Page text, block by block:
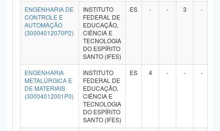
ENGENHARIA DE
CONTROLE E
AUTOMAÇÃO
(30004012070P2)
INSTITUTO
FEDERAL DE
EDUCAÇÃO,
CIÊNCIA E
TECNOLOGIA
DO ESPÍRITO
SANTO (IFES)
ES - - 3 -
ENGENHARIA
METALÚRGICA E
DE MATERIAIS
(30004012001P0)
INSTITUTO
FEDERAL DE
EDUCAÇÃO,
CIÊNCIA E
TECNOLOGIA
DO ESPÍRITO
SANTO (IFES)
ES 4 - - -